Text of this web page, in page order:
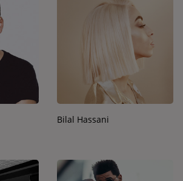
Bilal Hassani